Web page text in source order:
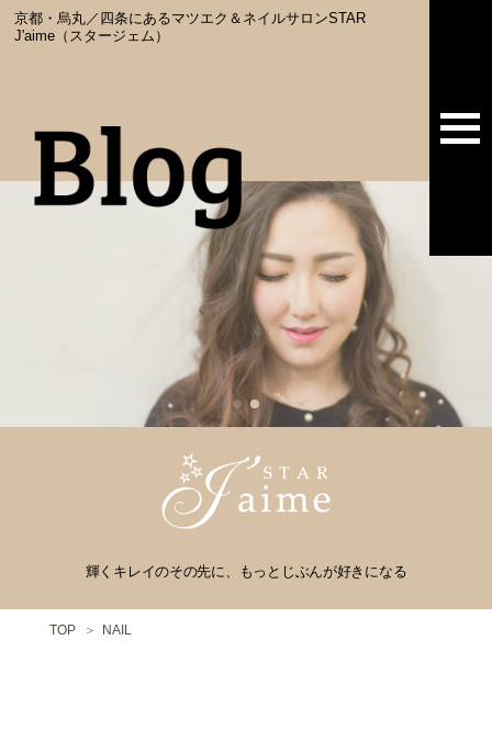
京都・烏丸／四条にあるマツエク＆ネイルサロンSTAR
J'aime（スタージェム）
輝くキレイのその先に、もっとじぶんが好きになる
TOP NAIL